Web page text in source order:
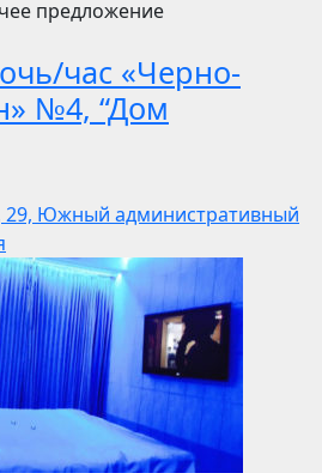
предложение
час «Черно-
№4, “Дом
29, Южный административный